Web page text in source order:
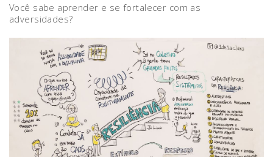
Você sabe aprender e se fortalecer com as
adversidades?